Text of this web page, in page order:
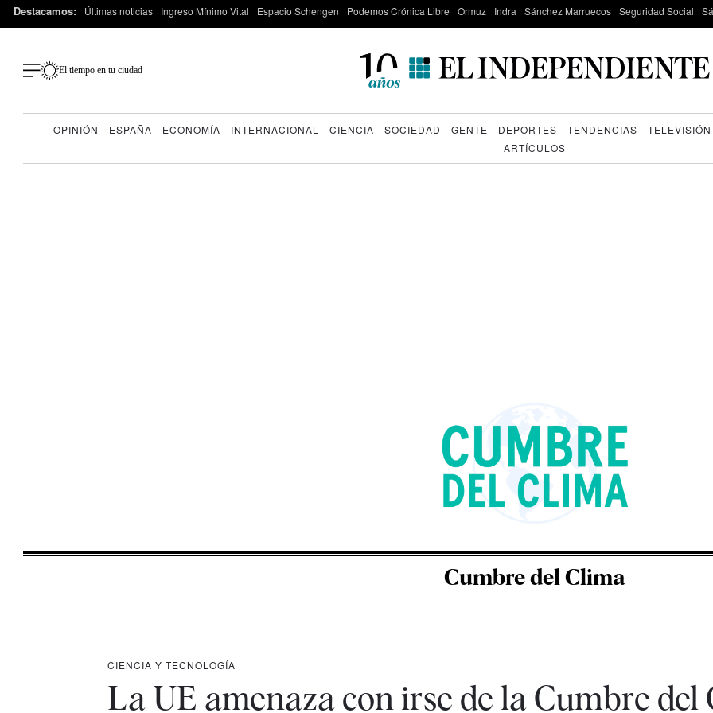
Destacamos: Últimas noticias Ingreso Mínimo Vital Espacio Schengen Podemos Crónica Libre Ormuz Indra Sánchez Marruecos Seguridad Social
El tiempo en tu ciudad
OPINIÓN ESPAÑA ECONOMÍA INTERNACIONAL CIENCIA SOCIEDAD GENTE DEPORTES TENDENCIAS TELEVISIÓN
ARTÍCULOS
Cumbre del Clima
CIENCIA Y TECNOLOGÍA
La UE amenaza con irse de la Cumbre del